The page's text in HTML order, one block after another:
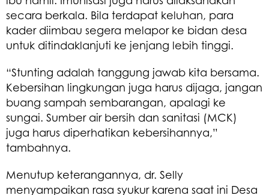
secara berkala. Bila terdapat keluhan, para
kader diimbau segera melapor ke bidan desa
untuk ditindaklanjuti ke jenjang lebih tinggi.
“Stunting adalah tanggung jawab kita bersama.
Kebersihan lingkungan juga harus dijaga, jangan
buang sampah sembarangan, apalagi ke
sungai. Sumber air bersih dan sanitasi (MCK)
juga harus diperhatikan kebersihannya,”
tambahnya.
Menutup keterangannya, dr. Selly
menyampaikan rasa syukur karena saat ini Desa